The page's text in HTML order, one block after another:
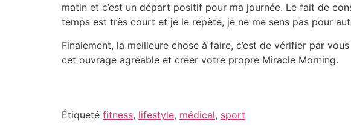
matin et c’est un départ positif pour ma journée. Le fait de
temps est très court et je le répète, je ne me sens pas pour
Finalement, la meilleure chose à faire, c’est de vérifier par
cet ouvrage agréable et créer votre propre Miracle Morning.
Étiqueté fitness, lifestyle, médical, sport